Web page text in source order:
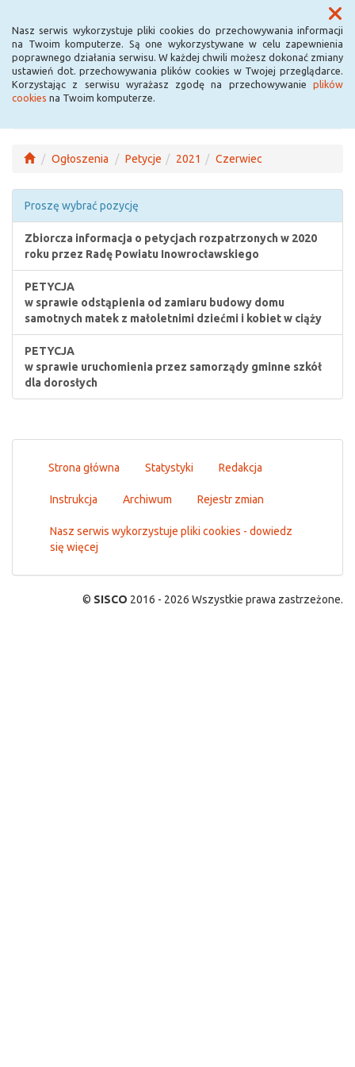
Nasz serwis wykorzystuje pliki cookies do przechowywania informacji
na Twoim komputerze. Są one wykorzystywane w celu zapewnienia
poprawnego działania serwisu. W każdej chwili możesz dokonać zmiany
ustawień dot. przechowywania plików cookies w Twojej przeglądarce.
Korzystając z serwisu wyrażasz zgodę na przechowywanie plików
cookies na Twoim komputerze.
Menu
Ogłoszenia Petycje 2021 Czerwiec
Proszę wybrać pozycję
Zbiorcza informacja o petycjach rozpatrzonych w 2020
roku przez Radę Powiatu Inowrocławskiego
PETYCJA
w sprawie odstąpienia od zamiaru budowy domu
samotnych matek z małoletnimi dziećmi i kobiet w ciąży
PETYCJA
w sprawie uruchomienia przez samorządy gminne szkół
dla dorosłych
Strona główna Statystyki Redakcja
Instrukcja Archiwum Rejestr zmian
Nasz serwis wykorzystuje pliki cookies - dowiedz
się więcej
© SISCO 2016 - 2026 Wszystkie prawa zastrzeżone.